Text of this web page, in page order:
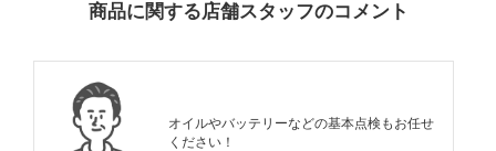
商品に関する店舗スタッフのコメント
オイルやバッテリーなどの基本点検もお任せ
ください！